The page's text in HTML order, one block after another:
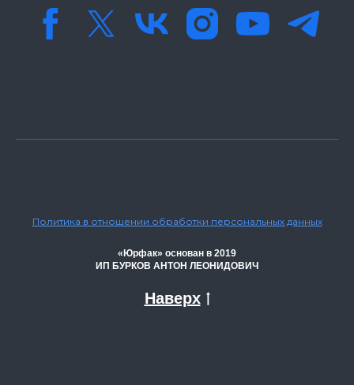
Политика в отношении обработки персональных данных
«Юрфак» основан в 2019
ИП БУРКОВ АНТОН ЛЕОНИДОВИЧ
Наверх